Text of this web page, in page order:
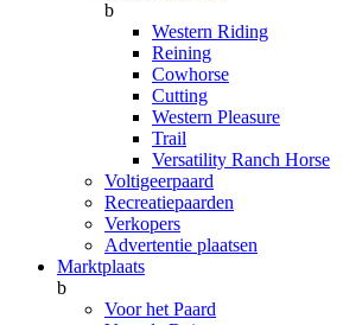
b
Western Riding
Reining
Cowhorse
Cutting
Western Pleasure
Trail
Versatility Ranch Horse
Voltigeerpaard
Recreatiepaarden
Verkopers
Advertentie plaatsen
Marktplaats
b
Voor het Paard